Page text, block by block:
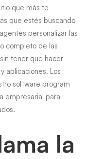
que más te
que estés buscando
personalizar las
completo de las
tener que hacer
aplicaciones. Los
software program
empresarial para
la